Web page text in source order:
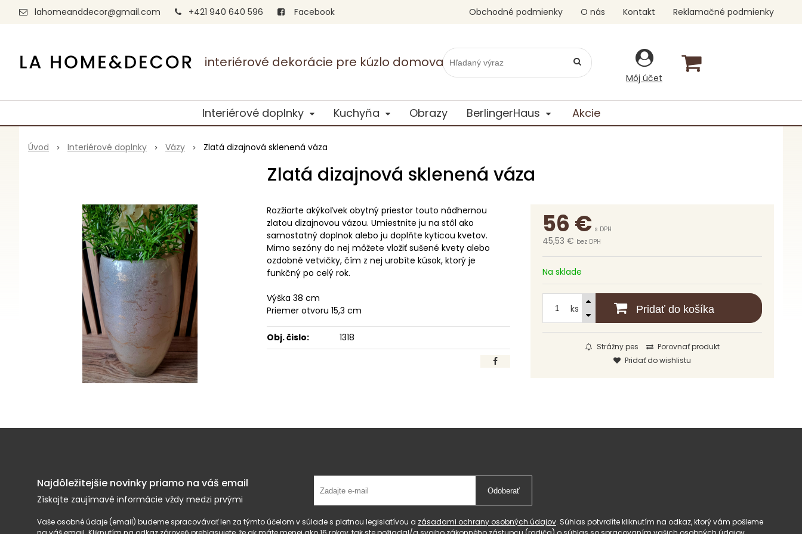
interiérové dekorácie pre kúzlo domova
lahomeanddecor@gmail.com +421 940 640 596 Facebook
Môj účet
Obchodné podmienky O nás Kontakt Reklamačné podmienky
Interiérové doplnky Kuchyňa Obrazy BerlingerHaus Akcie
Úvod Interiérové doplnky Vázy Zlatá dizajnová sklenená váza
Zlatá dizajnová sklenená váza
56 € s DPH
45,53 € bez DPH
Na sklade
ks Pridať do košíka
Strážny pes
Porovnať produkt
Pridať do wishlistu
Rozžiarte akýkoľvek obytný priestor touto nádhernou
zlatou dizajnovou vázou. Umiestnite ju na stôl ako
samostatný doplnok alebo ju doplňte kyticou kvetov.
Mimo sezóny do nej môžete vložiť sušené kvety alebo
ozdobné vetvičky, čím z nej urobíte kúsok, ktorý je
funkčný po celý rok.
Výška 38 cm
Priemer otvoru 15,3 cm
Obj. čislo: 1318
Najdôležitejšie novinky priamo na váš email
Získajte zaujímavé informácie vždy medzi prvými
Odoberať
Vaše osobné údaje (email) budeme spracovávať len za týmto účelom v súlade s platnou legislatívou a zásadami ochrany osobných údajov. Súhlas potvrdíte kliknutím na odkaz, ktorý vám pošleme